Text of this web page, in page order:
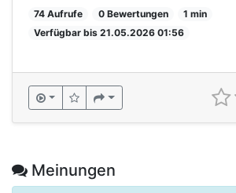
74 Aufrufe 0 Bewertungen
1 min
Verfügbar bis 21.05.2026 01:56
Meinungen